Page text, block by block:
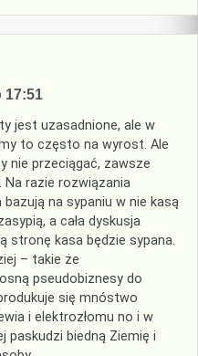
17:51
jest uzasadnione, ale w
to często na wyrost. Ale
nie przeciągać, zawsze
Na razie rozwiązania
na sypaniu w nie kasą
a cała dyskusja
stronę kasa będzie sypana.
– takie że
pseudobiznesy do
się mnóstwo
i elektrozłomu no i w
paskudzi biedną Ziemię i